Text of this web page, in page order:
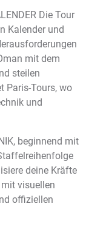
Die Tour
Kalender und
mit dem
steilen
Paris-Tours, wo
und
beginnend mit
deine Kräfte
visuellen
offiziellen